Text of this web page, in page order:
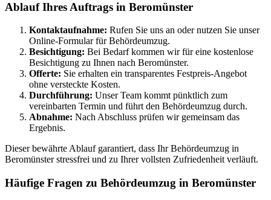
Ablauf Ihres Auftrags in Beromünster
Kontaktaufnahme: Rufen Sie uns an oder nutzen Sie unser
Online-Formular für Behördeumzug.
Besichtigung: Bei Bedarf kommen wir für eine kostenlose
Besichtigung zu Ihnen nach Beromünster.
Offerte: Sie erhalten ein transparentes Festpreis-Angebot
ohne versteckte Kosten.
Durchführung: Unser Team kommt pünktlich zum
vereinbarten Termin und führt den Behördeumzug durch.
Abnahme: Nach Abschluss prüfen wir gemeinsam das
Ergebnis.
Dieser bewährte Ablauf garantiert, dass Ihr Behördeumzug in
Beromünster stressfrei und zu Ihrer vollsten Zufriedenheit verläuft.
Häufige Fragen zu Behördeumzug in Beromünster